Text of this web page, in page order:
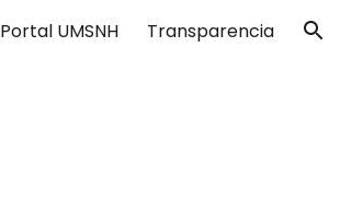
Portal UMSNH Transparencia